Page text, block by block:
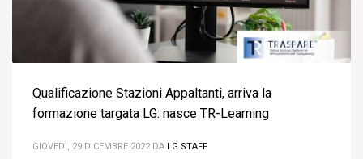
Qualificazione Stazioni Appaltanti, arriva la
formazione targata LG: nasce TR-Learning
GIOVEDÌ, 29 DICEMBRE 2022 DA LG STAFF